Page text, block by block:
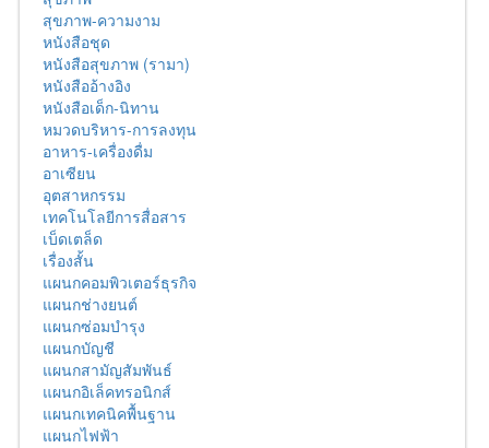
สุขภาพ-ความงาม
หนังสือชุด
หนังสือสุขภาพ (รามา)
หนังสืออ้างอิง
หนังสือเด็ก-นิทาน
หมวดบริหาร-การลงทุน
อาหาร-เครื่องดื่ม
อาเซียน
อุตสาหกรรม
เทคโนโลยีการสื่อสาร
เบ็ดเตล็ด
เรื่องสั้น
แผนกคอมพิวเตอร์ธุรกิจ
แผนกช่างยนต์
แผนกซ่อมบำรุง
แผนกบัญชี
แผนกสามัญสัมพันธ์
แผนกอิเล็คทรอนิกส์
แผนกเทคนิคพื้นฐาน
แผนกไฟฟ้า